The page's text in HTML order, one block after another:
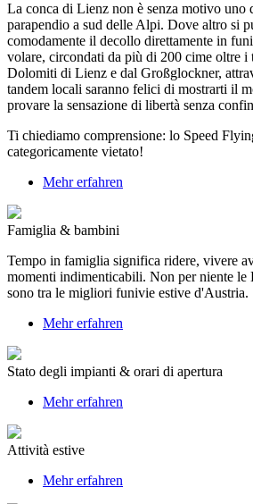
La conca di Lienz non è senza motivo uno
parapendio a sud delle Alpi. Dove altro si
comodamente il decollo direttamente in
volare, circondati da più di 200 cime oltre i
Dolomiti di Lienz e dal Großglockner,
tandem locali saranno felici di mostrarti il
provare la sensazione di libertà senza
Ti chiediamo comprensione: lo Speed
categoricamente vietato!
Mehr erfahren
Famiglia & bambini
Tempo in famiglia significa ridere, vivere
momenti indimenticabili. Non per niente le
sono tra le migliori funivie estive d'Austria.
Mehr erfahren
Stato degli impianti & orari di apertura
Mehr erfahren
Attività estive
Mehr erfahren